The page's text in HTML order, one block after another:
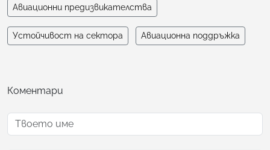
Авиационни предизвикателства
Устойчивост на сектора Авиационна поддръжка
Коментари